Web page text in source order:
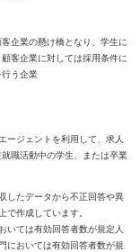
企業の懸け橋となり、学生に
客企業に対しては採用条件に
う企業
ージェントを利用して、求人
職活動中の学生、または卒業
したデータから不正回答や異
で作成しています。
いては有効回答者数が規定人
においては有効回答者数が規